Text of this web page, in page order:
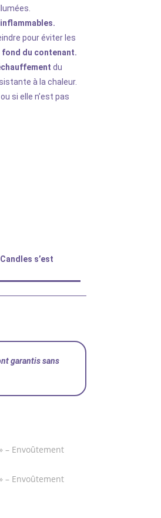
pour éviter les
fond du contenant.
du
à la chaleur.
si elle n’est pas
s’est
garantis sans